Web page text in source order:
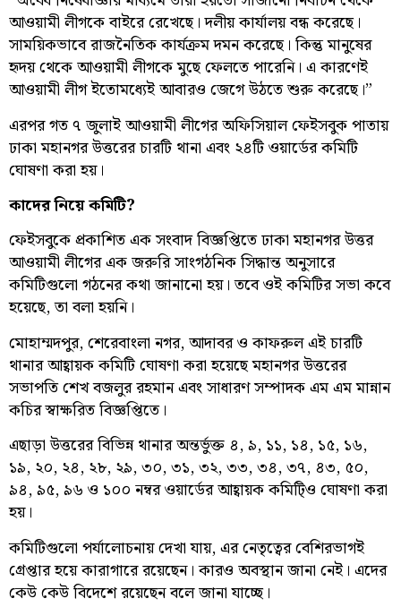
আওয়ামী লীগকে বাইরে রেখেছে। দলীয় কার্যালয় বন্ধ করেছে।
সাময়িকভাবে রাজনৈতিক কার্যক্রম দমন করেছে। কিন্তু মানুষের
হৃদয় থেকে আওয়ামী লীগকে মুছে ফেলতে পারেনি। এ কারণেই
আওয়ামী লীগ ইতোমধ্যেই আবারও জেগে উঠতে শুরু করেছে।”
এরপর গত ৭ জুলাই আওয়ামী লীগের অফিসিয়াল ফেইসবুক পাতায়
ঢাকা মহানগর উত্তরের চারটি থানা এবং ২৪টি ওয়ার্ডের কমিটি
ঘোষণা করা হয়।
কাদের নিয়ে কমিটি?
ফেইসবুকে প্রকাশিত এক সংবাদ বিজ্ঞপ্তিতে ঢাকা মহানগর উত্তর
আওয়ামী লীগের এক জরুরি সাংগঠনিক সিদ্ধান্ত অনুসারে
কমিটিগুলো গঠনের কথা জানানো হয়। তবে ওই কমিটির সভা কবে
হয়েছে, তা বলা হয়নি।
মোহাম্মদপুর, শেরেবাংলা নগর, আদাবর ও কাফরুল এই চারটি
থানার আহ্বায়ক কমিটি ঘোষণা করা হয়েছে মহানগর উত্তরের
সভাপতি শেখ বজলুর রহমান এবং সাধারণ সম্পাদক এম এম মান্নান
কচির স্বাক্ষরিত বিজ্ঞপ্তিতে।
এছাড়া উত্তরের বিভিন্ন থানার অন্তর্ভুক্ত ৪, ৯, ১১, ১৪, ১৫, ১৬,
১৯, ২০, ২৪, ২৮, ২৯, ৩০, ৩১, ৩২, ৩৩, ৩৪, ৩৭, ৪৩, ৫০,
৯৪, ৯৫, ৯৬ ও ১০০ নম্বর ওয়ার্ডের আহ্বায়ক কমিটি্ও ঘোষণা করা
হয়।
কমিটিগুলো পর্যালোচনায় দেখা যায়, এর নেতৃত্বের বেশিরভাগই
গ্রেপ্তার হয়ে কারাগারে রয়েছেন। কারও অবস্থান জানা নেই। এদের
কেউ কেউ বিদেশে রয়েছেন বলে জানা যাচ্ছে।